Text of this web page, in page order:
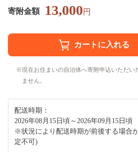
寄附金額 13,000円
現在お住まいの自治体へ寄附申込いただい
ません。
配送時期：
2026年08月15日頃～2026年09月15日頃
※状況により配送時期が前後する場合
定不可)